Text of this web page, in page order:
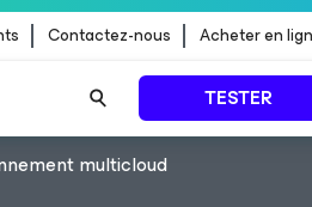
Contactez-nous Acheter en
TESTER
multicloud